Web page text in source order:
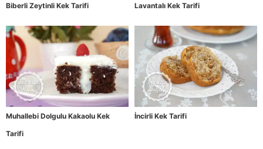
Biberli Zeytinli Kek Tarifi Lavantalı Kek Tarifi
Muhallebi Dolgulu Kakaolu Kek
Tarifi
İncirli Kek Tarifi